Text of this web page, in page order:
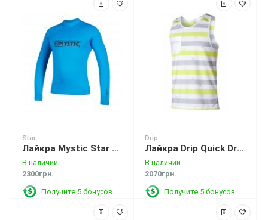
Star
Лайкра Mystic Star L/S Rashvest Blue
В наличии
2300грн.
Получите 5 бонусов
Drip
Лайкра Drip Quick Dry Tanktop
В наличии
2070грн.
Получите 5 бонусов